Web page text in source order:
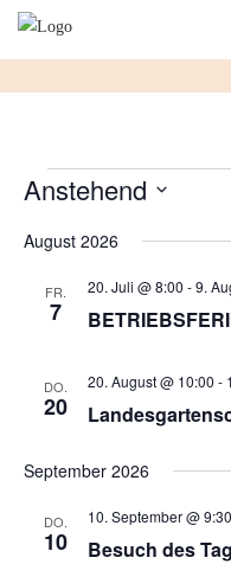
Skip
Anstehend
wählen.
August 2026
FR.
7
20. Juli @ 8:00 -9.
DO.
20
20. August @ 10:00 -
September 2026
DO.
10 Besuch des
10. September @ 9:30